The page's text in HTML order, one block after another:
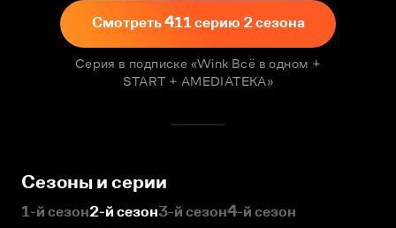
Смотреть 411 серию 2 сезона
Серия в подписке «Wink Всё в одном +
START + AMEDIATEKA»
Сезоны и серии
1-й сезон2-й сезон3-й сезон4-й сезон